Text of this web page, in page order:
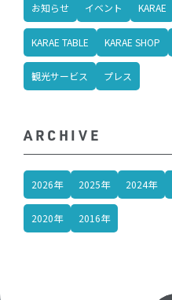
お知らせ イベント KARAE
KARAE TABLE KARAE SHOP
観光サービス プレス
ARCHIVE
2026年 2025年 2024年
2020年 2016年